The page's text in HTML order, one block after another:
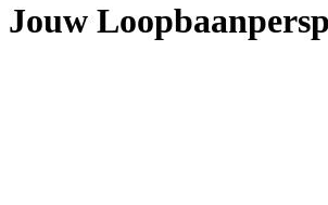
Jouw